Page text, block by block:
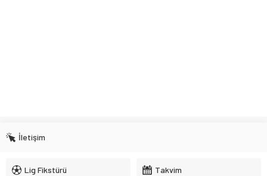
İletişim
Lig Fikstürü Takvim